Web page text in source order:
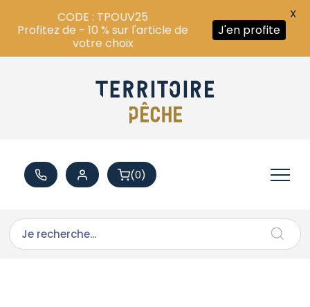
(0)
CODE : TPOUV25
Profitez de - 10 % sur l'article de
votre choix
J'en profite
X